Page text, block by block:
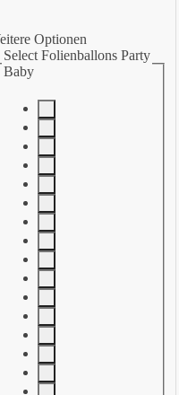
Optionen
Select Folienballons Party
Baby